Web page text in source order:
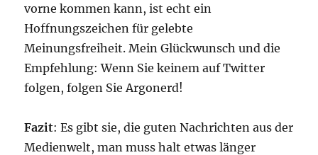
vorne kommen kann, ist echt ein
Hoffnungszeichen für gelebte
Meinungsfreiheit. Mein Glückwunsch und die
Empfehlung: Wenn Sie keinem auf Twitter
folgen, folgen Sie Argonerd!
Fazit: Es gibt sie, die guten Nachrichten aus der
Medienwelt, man muss halt etwas länger